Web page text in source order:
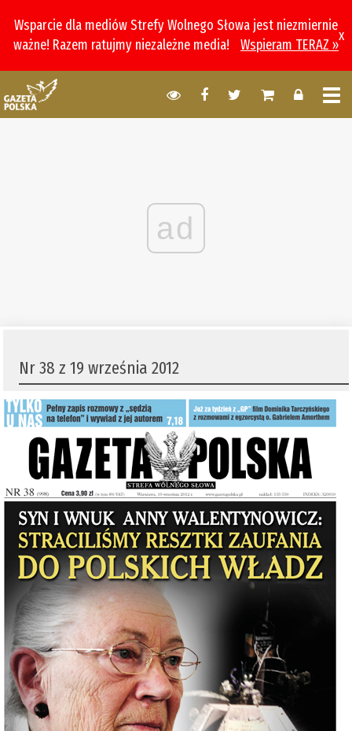
Wsparcie dla mediów Strefy Wolnego Słowa jest niezmiernie
ważne! Razem ratujmy niezależne media!
Wspieram TERAZ »
x
ad
Nr 38 z 19 września 2012